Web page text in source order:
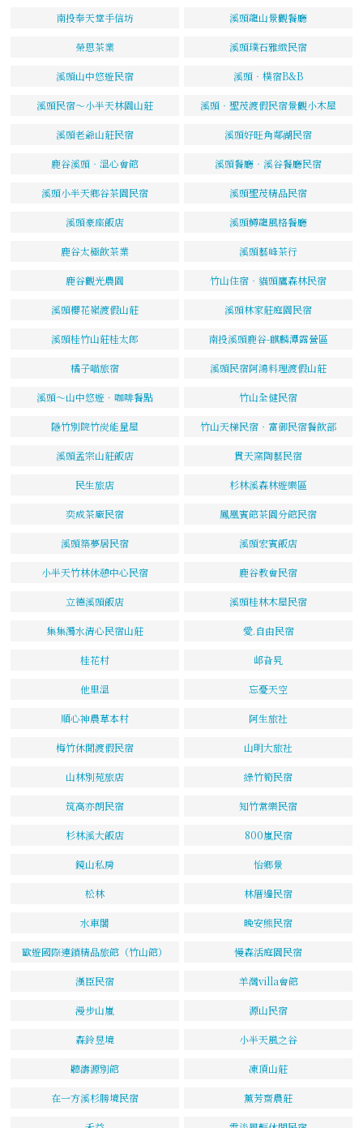
南投奉天堂手信坊 溪頭龍山景觀餐廳
榮恩茶業 溪頭璞石雅緻民宿
溪頭山中悠遊民宿 溪頭‧樸宿B&B
溪頭民宿～小半天林園山莊 溪頭‧聖茂渡假民宿景觀小木屋
溪頭老爺山莊民宿 溪頭好旺角鄰湖民宿
鹿谷溪頭‧溫心會館 溪頭餐廳‧溪谷餐廳民宿
溪頭小半天鄉谷茶園民宿 溪頭聖茂精品民宿
溪頭豪座飯店 溪頭鱒龍風格餐廳
鹿谷太極飲茶業 溪頭藝峰茶行
鹿谷觀光農園 竹山住宿‧貓頭鷹森林民宿
溪頭櫻花嶺渡假山莊 溪頭林家莊庭園民宿
溪頭桂竹山莊桂太郎 南投溪頭鹿谷-麒麟潭露營區
橘子喵旅宿 溪頭民宿阿鴻料理渡假山莊
溪頭～山中悠遊．咖啡餐點 竹山全健民宿
隱竹別院竹炭能量屋 竹山天梯民宿‧富御民宿餐飲部
溪頭孟宗山莊飯店 貫天窯陶藝民宿
民生旅店 杉林溪森林遊樂區
奕成茶廠民宿 鳳凰賓館茶園分館民宿
溪頭築夢居民宿 溪頭宏賓飯店
小半天竹林休憩中心民宿 鹿谷教會民宿
立德溪頭飯店 溪頭桂林木屋民宿
集集濁水清心民宿山莊 愛.自由民宿
桂花村 邖旮旯
他里溫 忘憂天空
順心神農草本村 阿生旅社
梅竹休閒渡假民宿 山明大旅社
山林別苑旅店 綠竹筍民宿
筑高亦朗民宿 知竹常樂民宿
杉林溪大飯店 800嵐民宿
鏡山私房 怡鄉景
松林 林厝邊民宿
水車閣 晚安熊民宿
歐遊國際連鎖精品旅館（竹山館） 慢森活庭園民宿
漢臣民宿 羊灣villa會館
漫步山嵐 源山民宿
森鈴昱境 小半天風之谷
聽濤源別館 凍頂山莊
在一方溪杉勝境民宿 薰芳齋農莊